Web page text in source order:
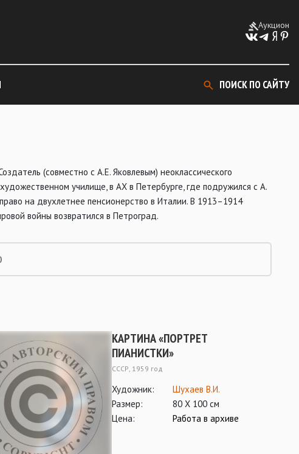
Аукцион
ПОИСК ПО САЙТУ
(совместно с А.Е. Яковлевым) неоклассического
училище, в АХ в Петербурге, где подружился с А.
на двухлетнее пенсионерство в Италии. В 1913–1914
войны возвратился в Петроград.
КАРТИНА «ПОРТРЕТ
ПИАНИСТКИ»
СССР, 1959 год
Художник:
Шухаев В.И.
Размер:
80 Х 100 см
Цена:
Работа в архиве